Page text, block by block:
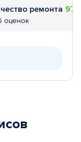
ремонта
оценок